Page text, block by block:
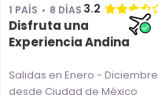
1 PAÍS 8 DÍAS 3.2
Disfruta una
Experiencia Andina
Salidas en Enero - Diciembre
desde Ciudad de México